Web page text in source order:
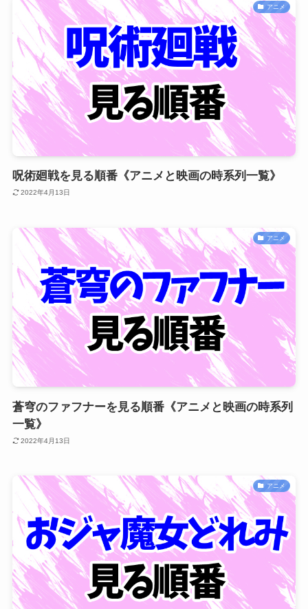
アニメ
呪術廻戦を見る順番《アニメと映画の時系列一覧》
2022年4月13日
アニメ
蒼穹のファフナーを見る順番《アニメと映画の時系列
一覧》
2022年4月13日
アニメ